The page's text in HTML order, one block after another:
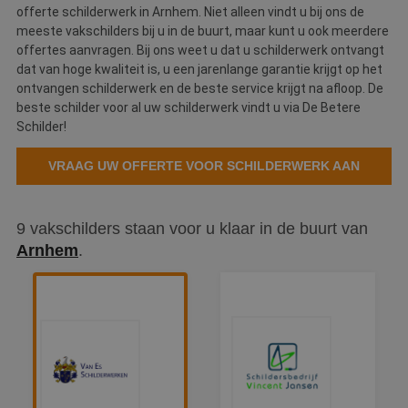
offerte schilderwerk in Arnhem. Niet alleen vindt u bij ons de
meeste vakschilders bij u in de buurt, maar kunt u ook meerdere
offertes aanvragen. Bij ons weet u dat u schilderwerk ontvangt
dat van hoge kwaliteit is, u een jarenlange garantie krijgt op het
ontvangen schilderwerk en de beste service krijgt na afloop. De
beste schilder voor al uw schilderwerk vindt u via De Betere
Schilder!
VRAAG UW OFFERTE VOOR SCHILDERWERK AAN
9 vakschilders staan voor u klaar in de buurt van
Arnhem.
Strikt noodzakelijk Prestatie
Targeting
Functioneel
Niet-geclassificeerd
Strikt noodzakelijke cookies maken de
kernfunctionaliteiten van de website mogelijk, zoals
gebruikersaanmelding en accountbeheer. De
website kan niet goed worden gebruikt zonder de
Naam
Aanbieder/Domein Vervaldatum
www.betereschilder.nl